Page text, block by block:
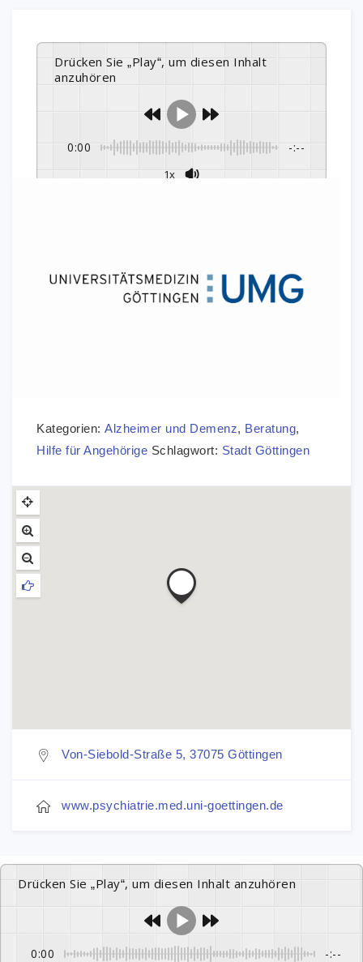
Drücken Sie „Play“, um diesen Inhalt
anzuhören
0:00 -:--
1x
Kategorien: Alzheimer und Demenz, Beratung,
Hilfe für Angehörige Schlagwort: Stadt Göttingen
Von-Siebold-Straße 5, 37075 Göttingen
www.psychiatrie.med.uni-goettingen.de
Drücken Sie „Play“, um diesen Inhalt anzuhören
0:00 -:--